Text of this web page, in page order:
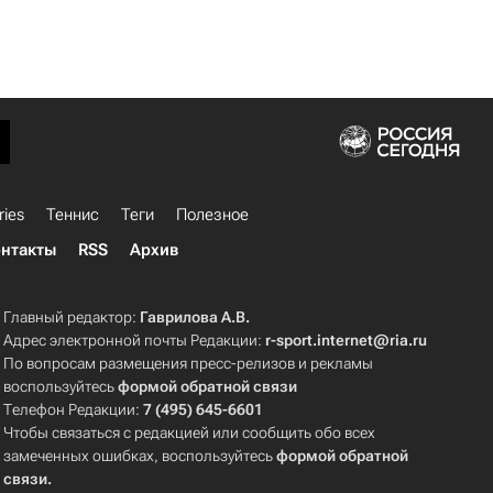
Теннис Теги
Полезное
RSS Архив
Главный редактор: Гаврилова А.В.
Адрес электронной почты Редакции: r-sport.internet@ria.ru
По вопросам размещения пресс-релизов и рекламы
воспользуйтесьформой обратной связи
Телефон Редакции:7 (495) 645-6601
Чтобы связаться с редакцией или сообщить обо всех
замеченных ошибках, воспользуйтесьформой обратной
связи.